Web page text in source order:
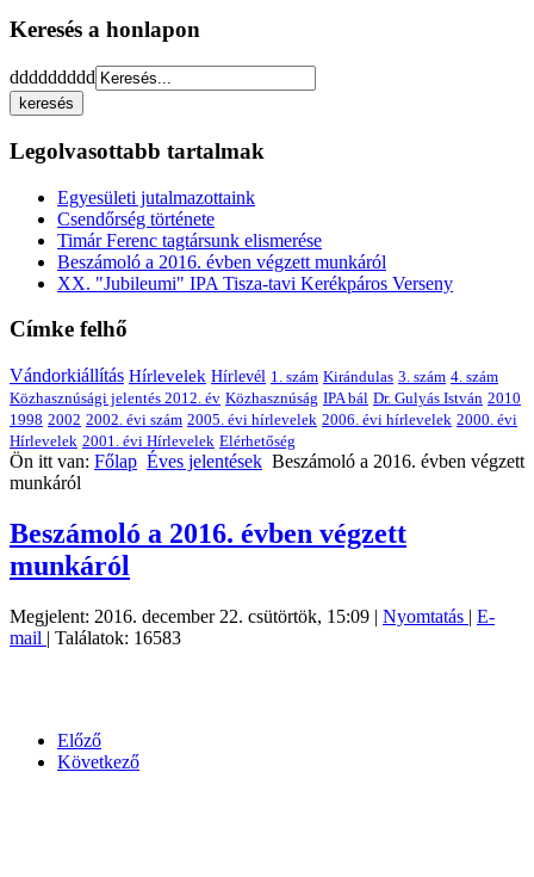
Keresés a honlapon
ddddddddd
Legolvasottabb tartalmak
Egyesületi jutalmazottaink
Csendőrség története
Timár Ferenc tagtársunk elismerése
Beszámoló a 2016. évben végzett munkáról
XX. "Jubileumi" IPA Tisza-tavi Kerékpáros Verseny
Címke felhő
Vándorkiállítás Hírlevelek Hírlevél 1. szám Kirándulas 3. szám 4. szám
Közhasznúsági jelentés 2012. év Közhasznúság IPA bál Dr. Gulyás István 2010
1998 2002 2002. évi szám 2005. évi hírlevelek 2006. évi hírlevelek 2000. évi
Hírlevelek 2001. évi Hírlevelek Elérhetőség
Ön itt van: Főlap Éves jelentések Beszámoló a 2016. évben végzett
munkáról
Beszámoló a 2016. évben végzett
munkáról
Megjelent: 2016. december 22. csütörtök, 15:09 | Nyomtatás | E-
mail | Találatok: 16583
Előző
Következő